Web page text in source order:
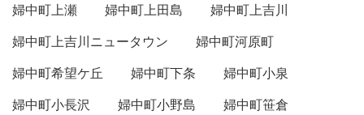
婦中町上瀬
婦中町上田島
婦中町上吉川
婦中町上吉川ニュータウン
婦中町河原町
婦中町希望ケ丘
婦中町下条
婦中町小泉
婦中町小長沢
婦中町小野島
婦中町笹倉